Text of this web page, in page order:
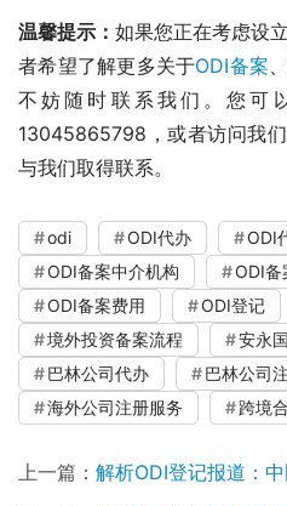
温馨提示： 如果您正在考虑设
者希望了解更多关于ODI备案
不妨随时联系我们。您可
13045865798，或者访问我
与我们取得联系。
odi ODI代办 ODI
ODI备案中介机构
ODI备
ODI备案费用
ODI登记
境外投资备案流程
安永
巴林公司代办
巴林公司
海外公司注册服务
跨境
上一篇： 解析ODI登记报道：